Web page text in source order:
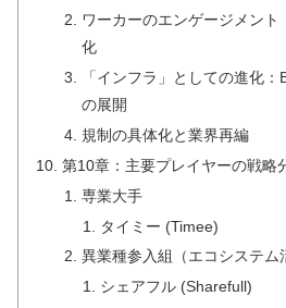
ワーカーのエンゲージメン
化
「インフラ」としての進化
の展開
規制の具体化と業界再編
第10章：主要プレイヤーの戦略
専業大手
タイミー (Timee)
異業種参入組（エコシステム
シェアフル (Sharefull)